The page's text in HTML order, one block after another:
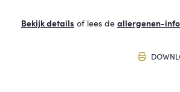
Bekijk details of lees de allergenen-